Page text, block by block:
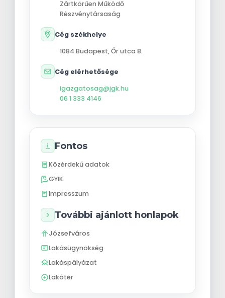
Zártkörűen Működő
Részvénytársaság
Cég székhelye
1084 Budapest,Őr utca 8.
Cég elérhetősége
igazgatosag@jgk.hu
06 1 333 4146
Fontos
Közérdekű adatok
GYIK
Impresszum
További ajánlott honlapok
Józsefváros
Lakásügynökség
Lakáspályázat
Lakótér